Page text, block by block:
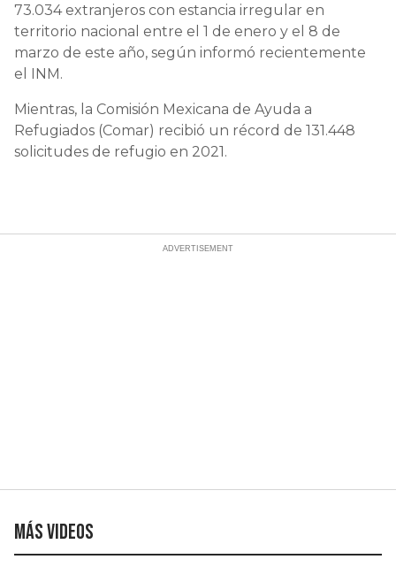
73.034 extranjeros con estancia irregular en
territorio nacional entre el 1 de enero y el 8 de
marzo de este año, según informó recientemente
el INM.
Mientras, la Comisión Mexicana de Ayuda a
Refugiados (Comar) recibió un récord de 131.448
solicitudes de refugio en 2021.
Más videos